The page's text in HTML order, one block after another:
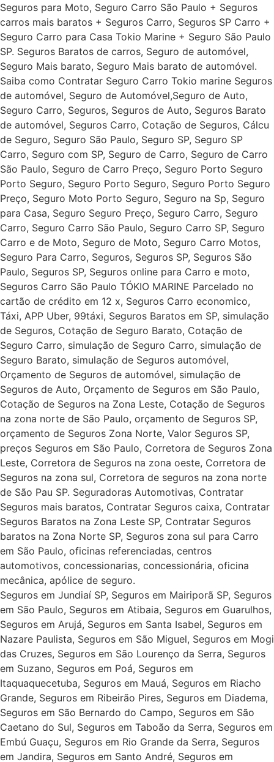
Seguros para Moto, Seguro Carro São Paulo + Seguros
carros mais baratos + Seguros Carro, Seguros SP Carro +
Seguro Carro para Casa Tokio Marine + Seguro São Paulo
SP. Seguros Baratos de carros, Seguro de automóvel,
Seguro Mais barato, Seguro Mais barato de automóvel.
Saiba como Contratar Seguro Carro Tokio marine Seguros
de automóvel, Seguro de Automóvel,Seguro de Auto,
Seguro Carro, Seguros, Seguros de Auto, Seguros Barato
de automóvel, Seguros Carro, Cotação de Seguros, Cálcu
de Seguro, Seguro São Paulo, Seguro SP, Seguro SP
Carro, Seguro com SP, Seguro de Carro, Seguro de Carro
São Paulo, Seguro de Carro Preço, Seguro Porto Seguro
Porto Seguro, Seguro Porto Seguro, Seguro Porto Seguro
Preço, Seguro Moto Porto Seguro, Seguro na Sp, Seguro
para Casa, Seguro Seguro Preço, Seguro Carro, Seguro
Carro, Seguro Carro São Paulo, Seguro Carro SP, Seguro
Carro e de Moto, Seguro de Moto, Seguro Carro Motos,
Seguro Para Carro, Seguros, Seguros SP, Seguros São
Paulo, Seguros SP, Seguros online para Carro e moto,
Seguros Carro São Paulo TÓKIO MARINE Parcelado no
cartão de crédito em 12 x, Seguros Carro economico,
Táxi, APP Uber, 99táxi, Seguros Baratos em SP, simulação
de Seguros, Cotação de Seguro Barato, Cotação de
Seguro Carro, simulação de Seguro Carro, simulação de
Seguro Barato, simulação de Seguros automóvel,
Orçamento de Seguros de automóvel, simulação de
Seguros de Auto, Orçamento de Seguros em São Paulo,
Cotação de Seguros na Zona Leste, Cotação de Seguros
na zona norte de São Paulo, orçamento de Seguros SP,
orçamento de Seguros Zona Norte, Valor Seguros SP,
preços Seguros em São Paulo, Corretora de Seguros Zona
Leste, Corretora de Seguros na zona oeste, Corretora de
Seguros na zona sul, Corretora de seguros na zona norte
de São Pau SP. Seguradoras Automotivas, Contratar
Seguros mais baratos, Contratar Seguros caixa, Contratar
Seguros Baratos na Zona Leste SP, Contratar Seguros
baratos na Zona Norte SP, Seguros zona sul para Carro
em São Paulo, oficinas referenciadas, centros
automotivos, concessionarias, concessionária, oficina
mecânica, apólice de seguro.
Seguros em Jundiaí SP, Seguros em Mairiporã SP, Seguros
em São Paulo, Seguros em Atibaia, Seguros em Guarulhos,
Seguros em Arujá, Seguros em Santa Isabel, Seguros em
Nazare Paulista, Seguros em São Miguel, Seguros em Mogi
das Cruzes, Seguros em São Lourenço da Serra, Seguros
em Suzano, Seguros em Poá, Seguros em
Itaquaquecetuba, Seguros em Mauá, Seguros em Riacho
Grande, Seguros em Ribeirão Pires, Seguros em Diadema,
Seguros em São Bernardo do Campo, Seguros em São
Caetano do Sul, Seguros em Taboão da Serra, Seguros em
Embú Guaçu, Seguros em Rio Grande da Serra, Seguros
em Jandira, Seguros em Santo André, Seguros em